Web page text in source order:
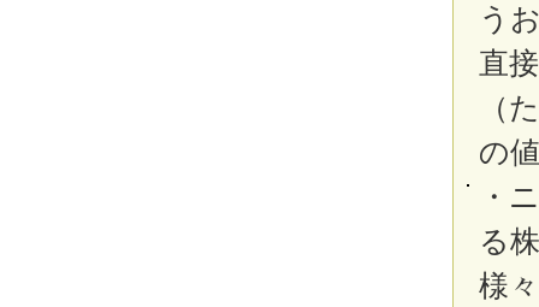
う
直
（
の
・
る
様